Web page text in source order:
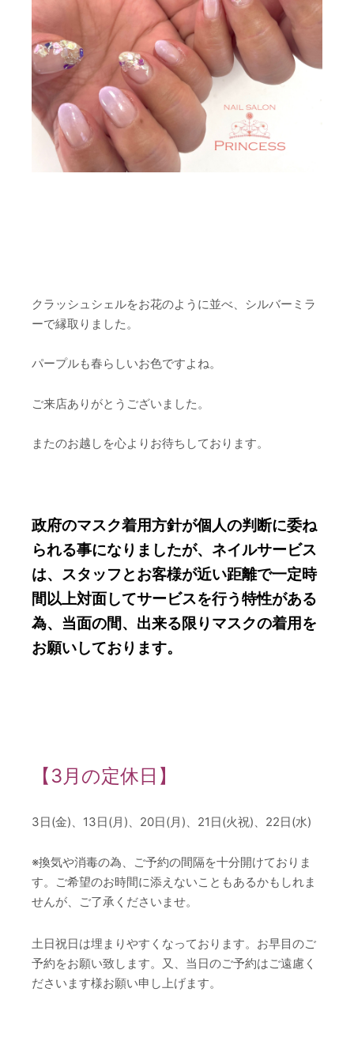
クラッシュシェルをお花のように並べ、シルバーミラ
ーで縁取りました。
パープルも春らしいお色ですよね。
ご来店ありがとうございました。
またのお越しを心よりお待ちしております。
政府のマスク着用方針が個人の判断に委ね
られる事になりましたが、ネイルサービス
は、スタッフとお客様が近い距離で一定時
間以上対面してサービスを行う特性がある
為、当面の間、出来る限りマスクの着用を
お願いしております。
【3月の定休日】
3日(金)、13日(月)、20日(月)、21日(火祝)、22日(水)
※換気や消毒の為、ご予約の間隔を十分開けておりま
す。ご希望のお時間に添えないこともあるかもしれま
せんが、ご了承くださいませ。
土日祝日は埋まりやすくなっております。お早目のご
予約をお願い致します。又、当日のご予約はご遠慮く
ださいます様お願い申し上げます。